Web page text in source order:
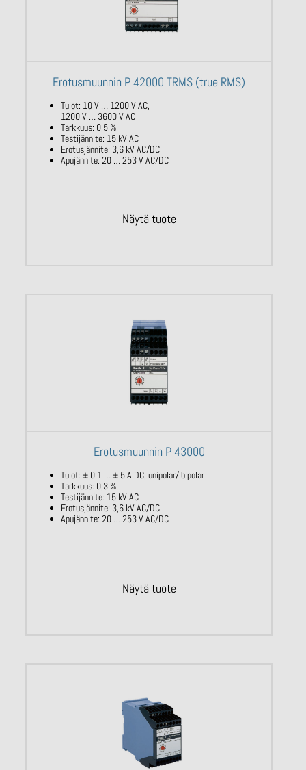
Erotusmuunnin P 42000 TRMS (true RMS)
Tulot: 10 V … 1200 V AC,
1200 V … 3600 V AC
Tarkkuus: 0,5 %
Testijännite: 15 kV AC
Erotusjännite: 3,6 kV AC/DC
Apujännite: 20 … 253 V AC/DC
Näytä tuote
Erotusmuunnin P 43000
Tulot: ± 0.1 … ± 5 A DC, unipolar/ bipolar
Tarkkuus: 0,3 %
Testijännite: 15 kV AC
Erotusjännite: 3,6 kV AC/DC
Apujännite: 20 … 253 V AC/DC
Näytä tuote